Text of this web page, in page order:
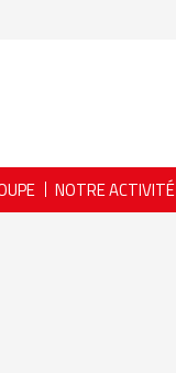
NOTRE ACTIVITÉ